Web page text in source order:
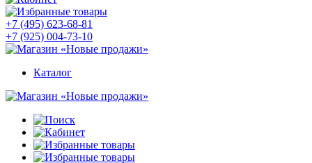
+7 (495) 623-68-81
+7 (925) 004-73-10
Каталог